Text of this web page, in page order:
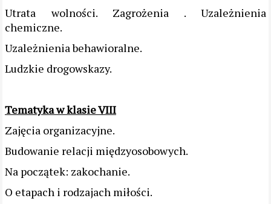
Utrata wolności. Zagrożenia . Uzależnienia
chemiczne.
Uzależnienia behawioralne.
Ludzkie drogowskazy.
Tematyka w klasie VIII
Zajęcia organizacyjne.
Budowanie relacji międzyosobowych.
Na początek: zakochanie.
O etapach i rodzajach miłości.